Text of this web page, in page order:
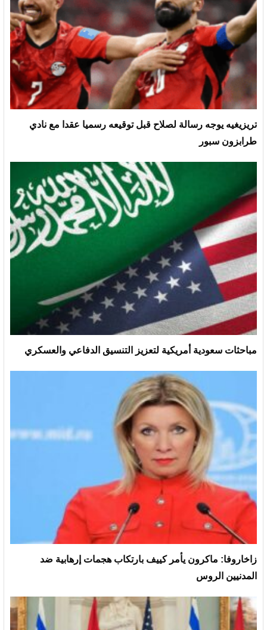
تريزيغيه يوجه رسالة لصلاح قبل توقيعه رسميا عقدا مع نادي
طرابزون سبور
مباحثات سعودية أمريكية لتعزيز التنسيق الدفاعي والعسكري
زاخاروفا: ماكرون يأمر كييف بارتكاب هجمات إرهابية ضد
المدنيين الروس